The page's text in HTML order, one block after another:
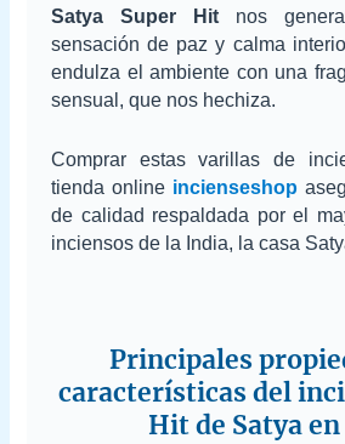
Satya Super Hit nos
sensación de paz y calma
endulza el ambiente con una
sensual, que nos hechiza.
Comprar estas varillas de
tienda online incienseshop
de calidad respaldada por el
inciensos de la India, la casa
Principales
características del
Hit de Satya en